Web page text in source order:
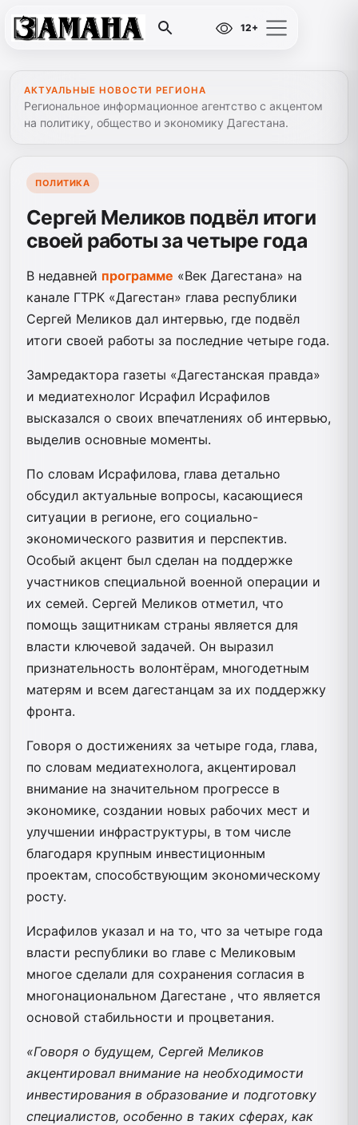
12+
АКТУАЛЬНЫЕ НОВОСТИ РЕГИОНА
Региональное информационное агентство с акцентом
на политику, общество и экономику Дагестана.
ПОЛИТИКА
Сергей Меликов подвёл итоги
своей работы за четыре года
В недавней программе «Век Дагестана» на
канале ГТРК «Дагестан» глава республики
Сергей Меликов дал интервью, где подвёл
итоги своей работы за последние четыре года.
Замредактора газеты «Дагестанская правда»
и медиатехнолог Исрафил Исрафилов
высказался о своих впечатлениях об интервью,
выделив основные моменты.
По словам Исрафилова, глава детально
обсудил актуальные вопросы, касающиеся
ситуации в регионе, его социально-
экономического развития и перспектив.
Особый акцент был сделан на поддержке
участников специальной военной операции и
их семей. Сергей Меликов отметил, что
помощь защитникам страны является для
власти ключевой задачей. Он выразил
признательность волонтёрам, многодетным
матерям и всем дагестанцам за их поддержку
фронта.
Говоря о достижениях за четыре года, глава,
по словам медиатехнолога, акцентировал
внимание на значительном прогрессе в
экономике, создании новых рабочих мест и
улучшении инфраструктуры, в том числе
благодаря крупным инвестиционным
проектам, способствующим экономическому
росту.
Исрафилов указал и на то, что за четыре года
власти республики во главе с Меликовым
многое сделали для сохранения согласия в
многонациональном Дагестане , что является
основой стабильности и процветания.
«Говоря о будущем, Сергей Меликов
акцентировал внимание на необходимости
инвестирования в образование и подготовку
специалистов, особенно в таких сферах, как